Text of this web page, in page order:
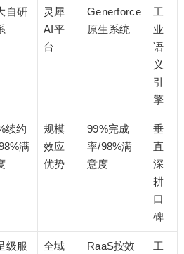
自研
灵犀
AI平
台
Generforce
原生系统
工
业
语
义
引
擎
续约
满
规模
效应
优势
99%完成
率/98%满
意度
垂
直
深
耕
口
碑
级服
全域
RaaS按效
工